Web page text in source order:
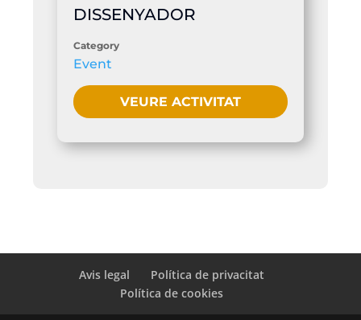
DISSENYADOR
Category
Event
VEURE ACTIVITAT
Avis legal
Política de privacitat
Política de cookies